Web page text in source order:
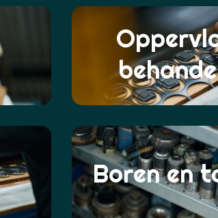
Boren en